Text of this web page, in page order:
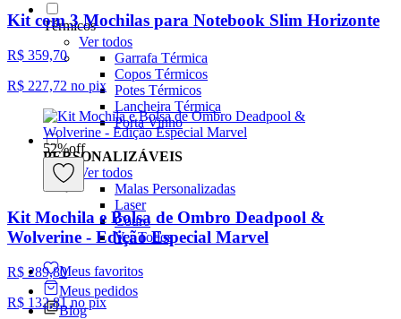
Térmicos
Ver todos
Garrafa Térmica
Copos Térmicos
Potes Térmicos
Lancheira Térmica
Porta Vinho
PERSONALIZÁVEIS
Ver todos
Malas Personalizadas
Laser
Couro
Ver Todos
Meus favoritos
Meus pedidos
Blog
Kit com 3 Mochilas para Notebook Slim Horizonte
R$ 359,70
R$ 227,72 no pix
52%off
Kit Mochila e Bolsa de Ombro Deadpool &
Wolverine - Edição Especial Marvel
R$ 289,80
R$ 132,81 no pix